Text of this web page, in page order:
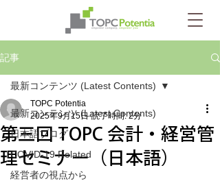
記事
最新コンテンツ (Latest Contents)
日本語ブログ
COVID-19 Related
経営者の視点から
最新コンテンツ (Latest Contents)
第三回 TOPC 会計・経営管
理セミナー（日本語）
TOPC Potentia
2025年9月15日 読了時間: 2分